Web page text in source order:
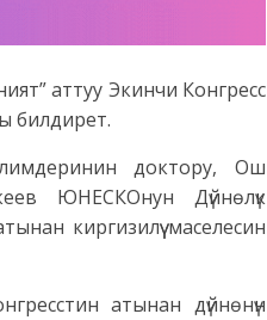
аттуу Экинчи Конгресс
билдирет.
доктору, Ош
ЮНЕСКОнун Дүйнөлүк
киргизилүү маселесин
атынан дүйнөнүн